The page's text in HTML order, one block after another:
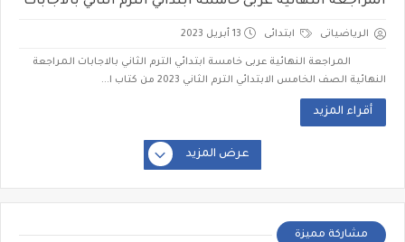
الرياضياتى ابتدائى 13 أبريل 2023
المراجعة النهائية عربى خامسة ابتدائي الترم الثاني بالاجابات المراجعة
النهائية الصف الخامس الابتدائي الترم الثاني 2023 من كتاب ا...
أقراء المزيد
عرض المزيد
مشاركة مميزة